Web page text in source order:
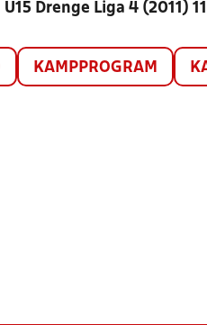
U15 Drenge Liga 4 (2011)
KAMPPROGRAM